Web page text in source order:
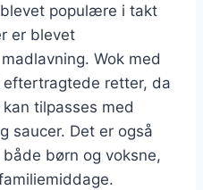
populære i takt
er blevet
Wok med
retter, da
tilpasses med
saucer. Det er også
børn og voksne,